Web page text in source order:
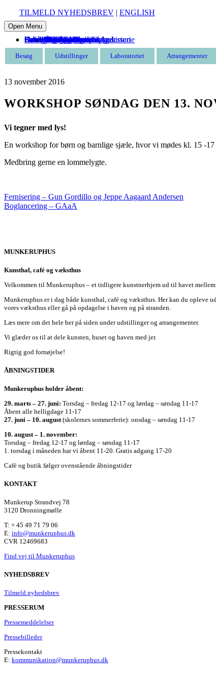
TILMELD NYHEDSBREV | ENGLISH
Open Menu
BesøgEntré
Åbningstider
Find vej
Butik
Omvisning
Udstillinger
Aktuelle
Kommende
Tidligere
Laboratoriet
Arrangementer
Kommende
Tidligere
Udeskole
Om Munkeruphus
Munkeruphus i dag
Husets arkitektur og historie
Gunnar Aagaard Andersen
Have og strand
Leje af Munkeruphus
Organisation
Stillinger
Persondatapolitik
Støt Støt Munkeruphus
Bliv kunstven
Bliv frivillig
Bliv sponsor
Tak til
Café
Besøg Udstillinger Laboratoriet Arrangementer
13 november 2016
WORKSHOP SØNDAG DEN 13.
Vi tegner med lys!
En workshop for børn og barnlige sjæle, hvor vi mødes kl. 15 -
Medbring gerne en lommelygte.
Fernisering – Gun Gordillo og Jeppe Aagaard Andersen
Boglancering – GAaA
MUNKERUPHUS
Kunsthal, café og væksthus
Velkommen til Munkeruphus – et tidligere kunstnerhjem ud til havet
Munkeruphus er i dag både kunsthal, café og væksthus. Her kan du opleve
vores væksthus eller gå på opdagelse i haven og på stranden.
Læs mere om det hele her på siden under udstillinger og arrangementer.
Vi glæder os til at dele kunsten, huset og haven med jer.
Rigtig god fornøjelse!
ÅBNINGSTIDER
Munkeruphus holder åbent:
29. marts – 27. juni: Torsdag – fredag 12-17 og lørdag – søndag 11-17
Åbent alle helligdage 11-17
27. juni – 10. august (skolernes sommerferie): onsdag – søndag 11-17
10. august – 1. november:
Torsdag – fredag 12-17 og lørdag – søndag 11-17
1. torsdag i måneden har vi åbent 11-20. Gratis adgang 17-20
Café og butik følger ovenstående åbningstider
KONTAKT
Munkerup Strandvej 78
3120 Dronningmølle
T: + 45 49 71 79 06
E: info@munkeruphus.dk
CVR 12469683
Find vej til Munkeruphus
NYHEDSBREV
Tilmeld nyhedsbrev
PRESSERUM
Pressemeddelelser
Pressebilleder
Pressekontakt
E: kommunikation@munkeruphus.dk